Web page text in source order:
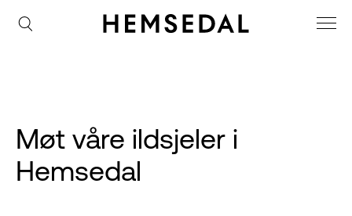
Møt våre ildsjeler i
Hemsedal